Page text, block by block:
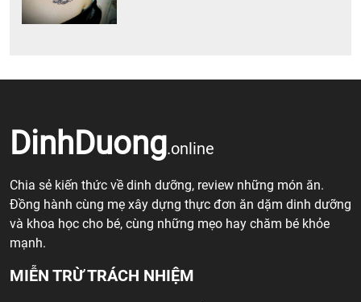
DinhDuong.online
Chia sẻ kiến thức về dinh dưỡng, review những món ăn.
Đồng hành cùng mẹ xây dựng thực đơn ăn dặm dinh dưỡng
và khoa học cho bé, cùng những mẹo hay chăm bé khỏe
mạnh.
MIỄN TRỪ TRÁCH NHIỆM